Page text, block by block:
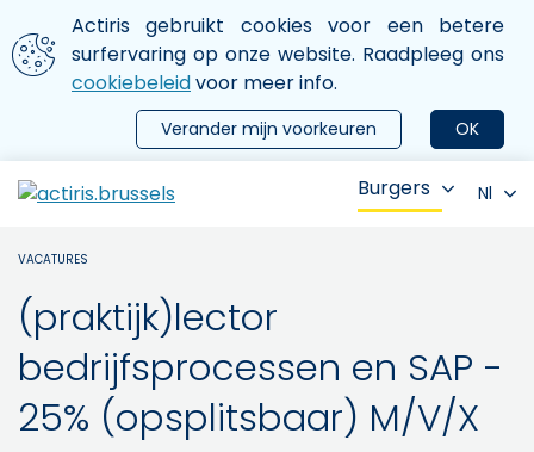
Aller au contenu principal
We gebruiken cookies
Actiris gebruikt cookies voor een betere
surfervaring op onze website. Raadpleeg ons
cookiebeleidvoor meer info.
OK
Verander mijn voorkeuren
le menu
Burgers Nl
VACATURES
(praktijk)lector
bedrijfsprocessen en SAP -
25% (opsplitsbaar) M/V/X